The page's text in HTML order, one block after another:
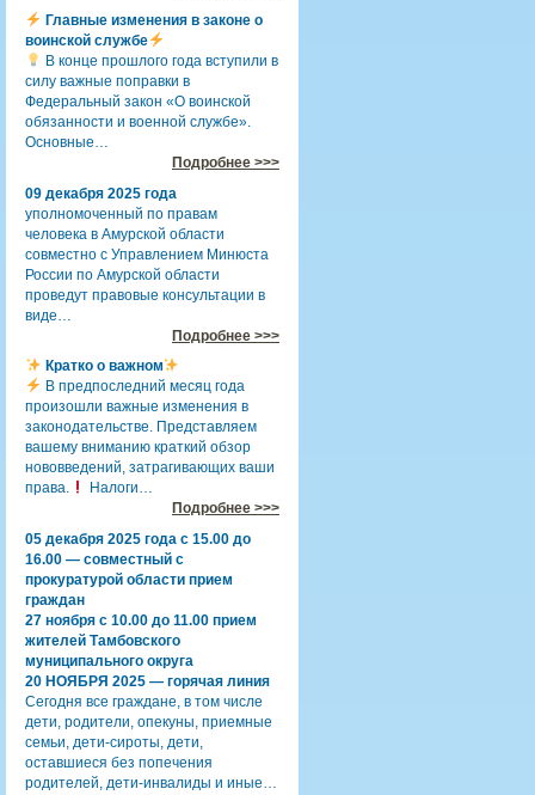
Главные изменения в законе о
воинской службе
В конце прошлого года вступили в
силу важные поправки в
Федеральный закон «О воинской
обязанности и военной службе».
Основные…
Подробнее >>>
09 декабря 2025 года
уполномоченный по правам
человека в Амурской области
совместно с Управлением Минюста
России по Амурской области
проведут правовые консультации в
виде…
Подробнее >>>
Кратко о важном
В предпоследний месяц года
произошли важные изменения в
законодательстве. Представляем
вашему вниманию краткий обзор
нововведений, затрагивающих ваши
права.
Налоги…
Подробнее >>>
05 декабря 2025 года с 15.00 до
16.00 — совместный с
прокуратурой области прием
граждан
27 ноября с 10.00 до 11.00 прием
жителей Тамбовского
муниципального округа
20 НОЯБРЯ 2025 — горячая линия
Сегодня все граждане, в том числе
дети, родители, опекуны, приемные
семьи, дети-сироты, дети,
оставшиеся без попечения
родителей, дети-инвалиды и иные…